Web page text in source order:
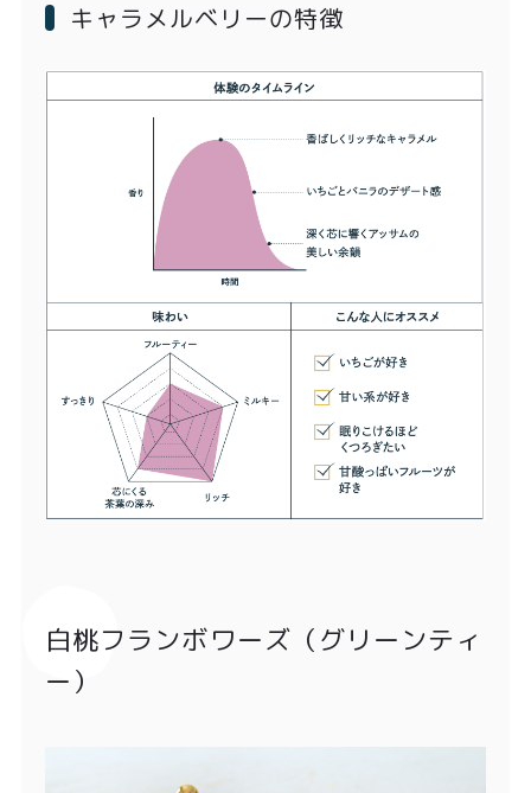
キャラメルベリーの特徴
白桃フランボワーズ（グリーンティ
ー）